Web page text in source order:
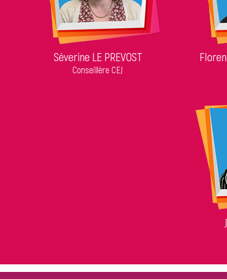
Séverine LE PREVOST
Conseillère CEJ